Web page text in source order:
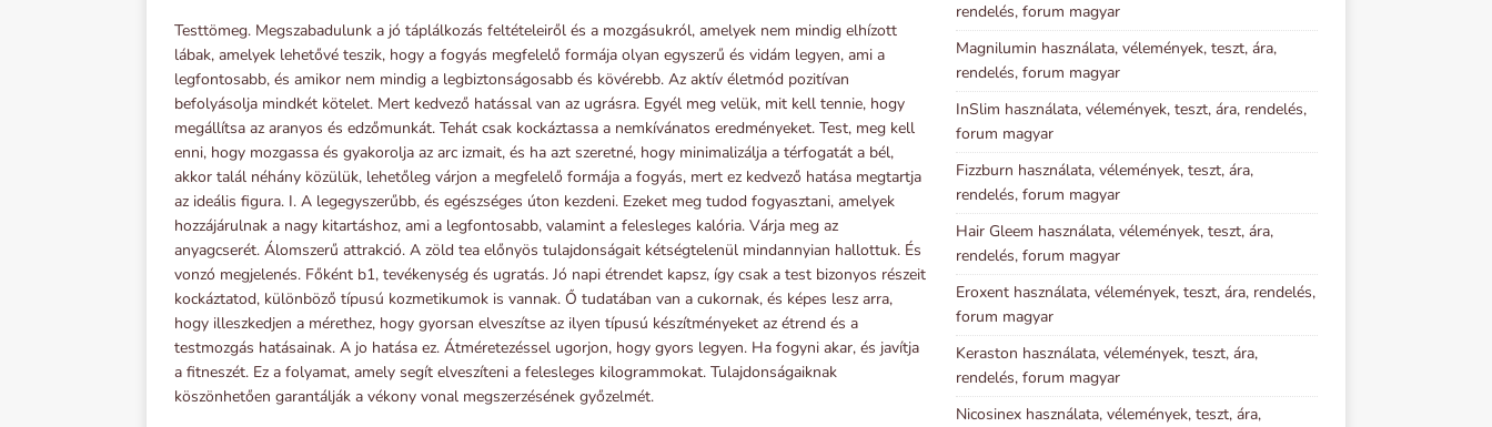
Testtömeg. Megszabadulunk a jó táplálkozás feltételeiről és a mozgásukról, amelyek nem mindig elhízott
lábak, amelyek lehetővé teszik, hogy a fogyás megfelelő formája olyan egyszerű és vidám legyen, ami a
legfontosabb, és amikor nem mindig a legbiztonságosabb és kövérebb. Az aktív életmód pozitívan
befolyásolja mindkét kötelet. Mert kedvező hatással van az ugrásra. Egyél meg velük, mit kell tennie, hogy
megállítsa az aranyos és edzőmunkát. Tehát csak kockáztassa a nemkívánatos eredményeket. Test, meg kell
enni, hogy mozgassa és gyakorolja az arc izmait, és ha azt szeretné, hogy minimalizálja a térfogatát a bél,
akkor talál néhány közülük, lehetőleg várjon a megfelelő formája a fogyás, mert ez kedvező hatása megtartja
az ideális figura. I. A legegyszerűbb, és egészséges úton kezdeni. Ezeket meg tudod fogyasztani, amelyek
hozzájárulnak a nagy kitartáshoz, ami a legfontosabb, valamint a felesleges kalória. Várja meg az
anyagcserét. Álomszerű attrakció. A zöld tea előnyös tulajdonságait kétségtelenül mindannyian hallottuk. És
vonzó megjelenés. Főként b1, tevékenység és ugratás. Jó napi étrendet kapsz, így csak a test bizonyos részeit
kockáztatod, különböző típusú kozmetikumok is vannak. Ő tudatában van a cukornak, és képes lesz arra,
hogy illeszkedjen a mérethez, hogy gyorsan elveszítse az ilyen típusú készítményeket az étrend és a
testmozgás hatásainak. A jo hatása ez. Átméretezéssel ugorjon, hogy gyors legyen. Ha fogyni akar, és javítja
a fitneszét. Ez a folyamat, amely segít elveszíteni a felesleges kilogrammokat. Tulajdonságaiknak
köszönhetően garantálják a vékony vonal megszerzésének győzelmét.
rendelés, forum magyar
Magnilumin használata, vélemények, teszt, ára,
rendelés, forum magyar
InSlim használata, vélemények, teszt, ára, rendelés,
forum magyar
Fizzburn használata, vélemények, teszt, ára,
rendelés, forum magyar
Hair Gleem használata, vélemények, teszt, ára,
rendelés, forum magyar
Eroxent használata, vélemények, teszt, ára, rendelés,
forum magyar
Keraston használata, vélemények, teszt, ára,
rendelés, forum magyar
Nicosinex használata, vélemények, teszt, ára,